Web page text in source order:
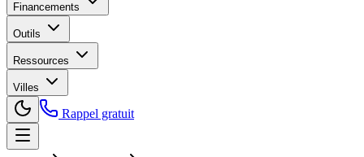
Financements
Outils
Ressources
Villes
Rappel gratuit